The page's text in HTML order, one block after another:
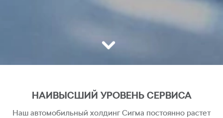
НАИВЫСШИЙ УРОВЕНЬ СЕРВИСА
Наш автомобильный холдинг Сигма постоянно растет